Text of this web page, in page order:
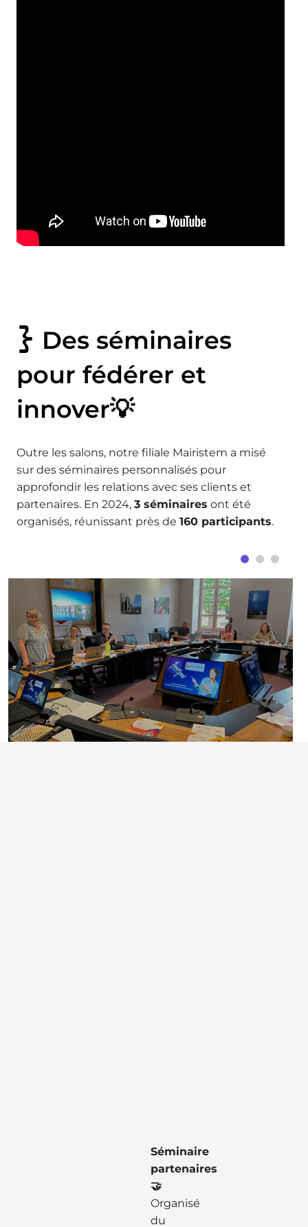
Des séminaires
pour fédérer et
innover💡
Outre les salons, notre filiale Mairistem a misé
sur des séminaires personnalisés pour
approfondir les relations avec ses clients et
partenaires. En 2024, 3 séminaires ont été
organisés, réunissant près de 160 participants.
Séminaire
partenaires
🤝
Organisé
du